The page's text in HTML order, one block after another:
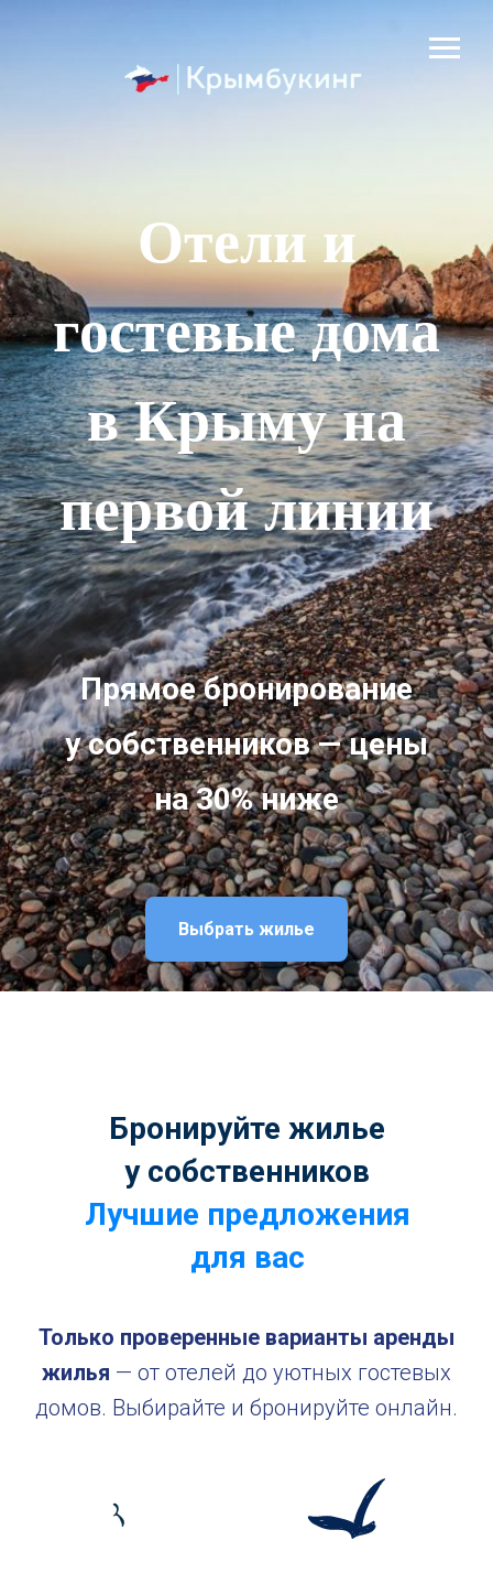
Отели и
гостевые дома
в Крыму на
первой линии
Прямое бронирование
у собственников — цены
на 30% ниже
Выбрать жилье
Бронируйте жилье
у собственников
Лучшие предложения
для вас
Только проверенные варианты аренды
жилья — от отелей до уютных гостевых
домов. Выбирайте и бронируйте онлайн.